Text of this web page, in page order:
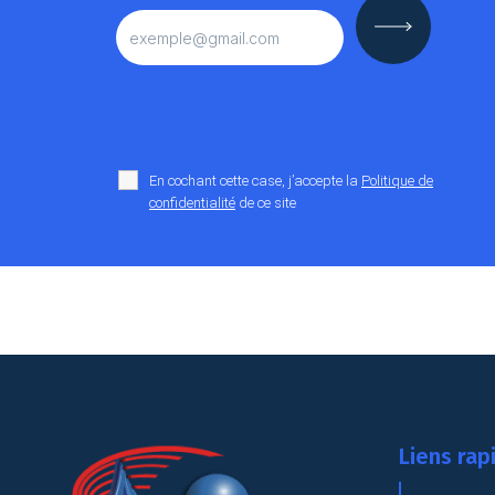
En cochant cette case, j’accepte la Politique de
confidentialité de ce site
Liens